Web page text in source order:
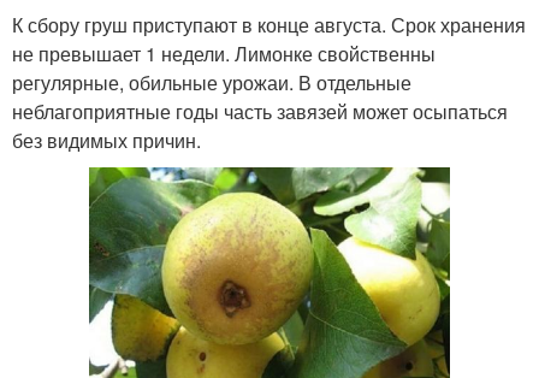
К сбору груш приступают в конце августа. Срок хранения
не превышает 1 недели. Лимонке свойственны
регулярные, обильные урожаи. В отдельные
неблагоприятные годы часть завязей может осыпаться
без видимых причин.